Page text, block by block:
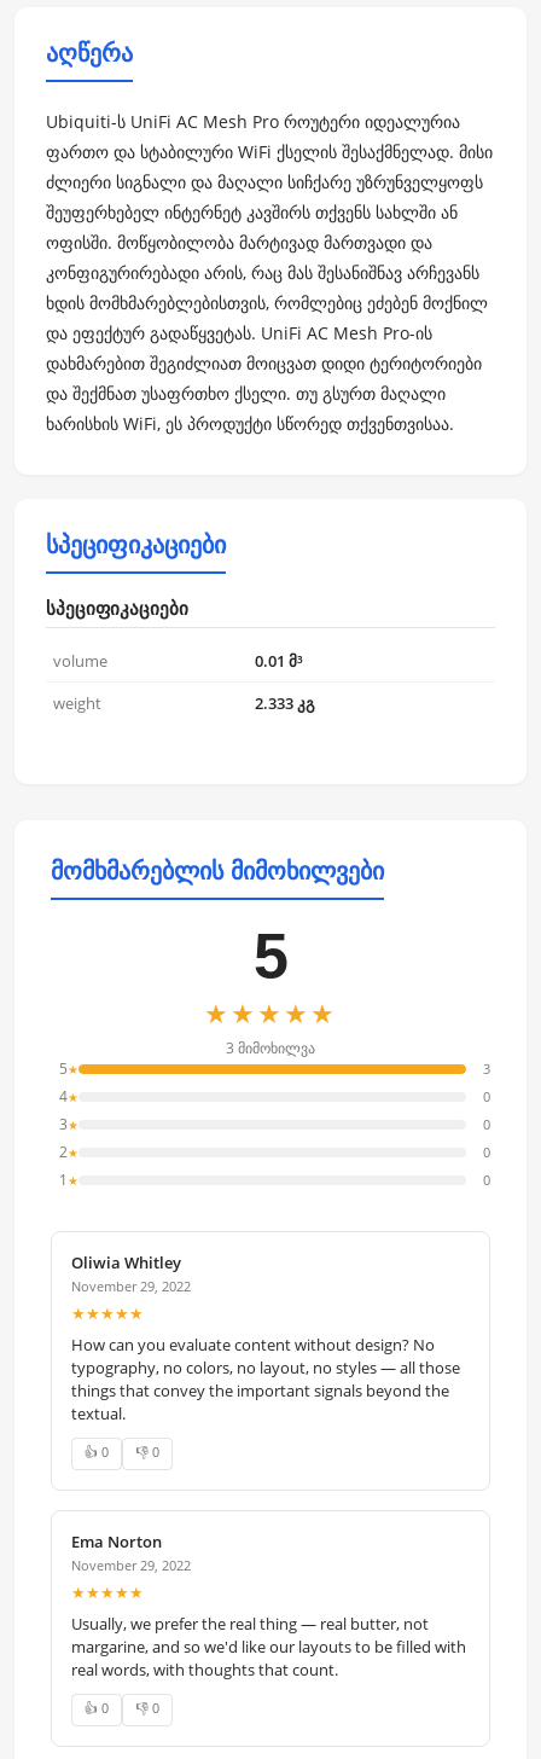
აღწერა
Ubiquiti-ს UniFi AC Mesh Pro როუტერი იდეალურია
ფართო და სტაბილური WiFi ქსელის შესაქმნელად. მისი
ძლიერი სიგნალი და მაღალი სიჩქარე უზრუნველყოფს
შეუფერხებელ ინტერნეტ კავშირს თქვენს სახლში ან
ოფისში. მოწყობილობა მარტივად მართვადი და
კონფიგურირებადი არის, რაც მას შესანიშნავ არჩევანს
ხდის მომხმარებლებისთვის, რომლებიც ეძებენ მოქნილ
და ეფექტურ გადაწყვეტას. UniFi AC Mesh Pro-ის
დახმარებით შეგიძლიათ მოიცვათ დიდი ტერიტორიები
და შექმნათ უსაფრთხო ქსელი. თუ გსურთ მაღალი
ხარისხის WiFi, ეს პროდუქტი სწორედ თქვენთვისაა.
სპეციფიკაციები
სპეციფიკაციები
volume
0.01 მ³
weight
2.333 კგ
მომხმარებლის მიმოხილვები
5
★★★★★
3 მიმოხილვა
5★ 3
4★ 0
3★ 0
2★ 0
1 ★ 0
Oliwia Whitley
November 29, 2022
★★★★★
How can you evaluate content without design? No
typography, no colors, no layout, no styles — all those
things that convey the important signals beyond the
textual.
👍 0 👎 0
Ema Norton
November 29, 2022
★★★★★
Usually, we prefer the real thing — real butter, not
margarine, and so we'd like our layouts to be filled with
real words, with thoughts that count.
👍 0 👎 0